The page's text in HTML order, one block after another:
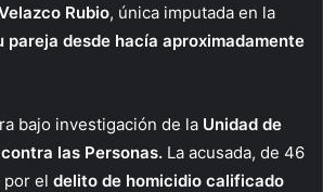
Rubio, única imputada en la
pareja desde hacía aproximadamente
bajo investigación de la Unidad de
las Personas. La acusada, de 46
por el delito de homicidio calificado